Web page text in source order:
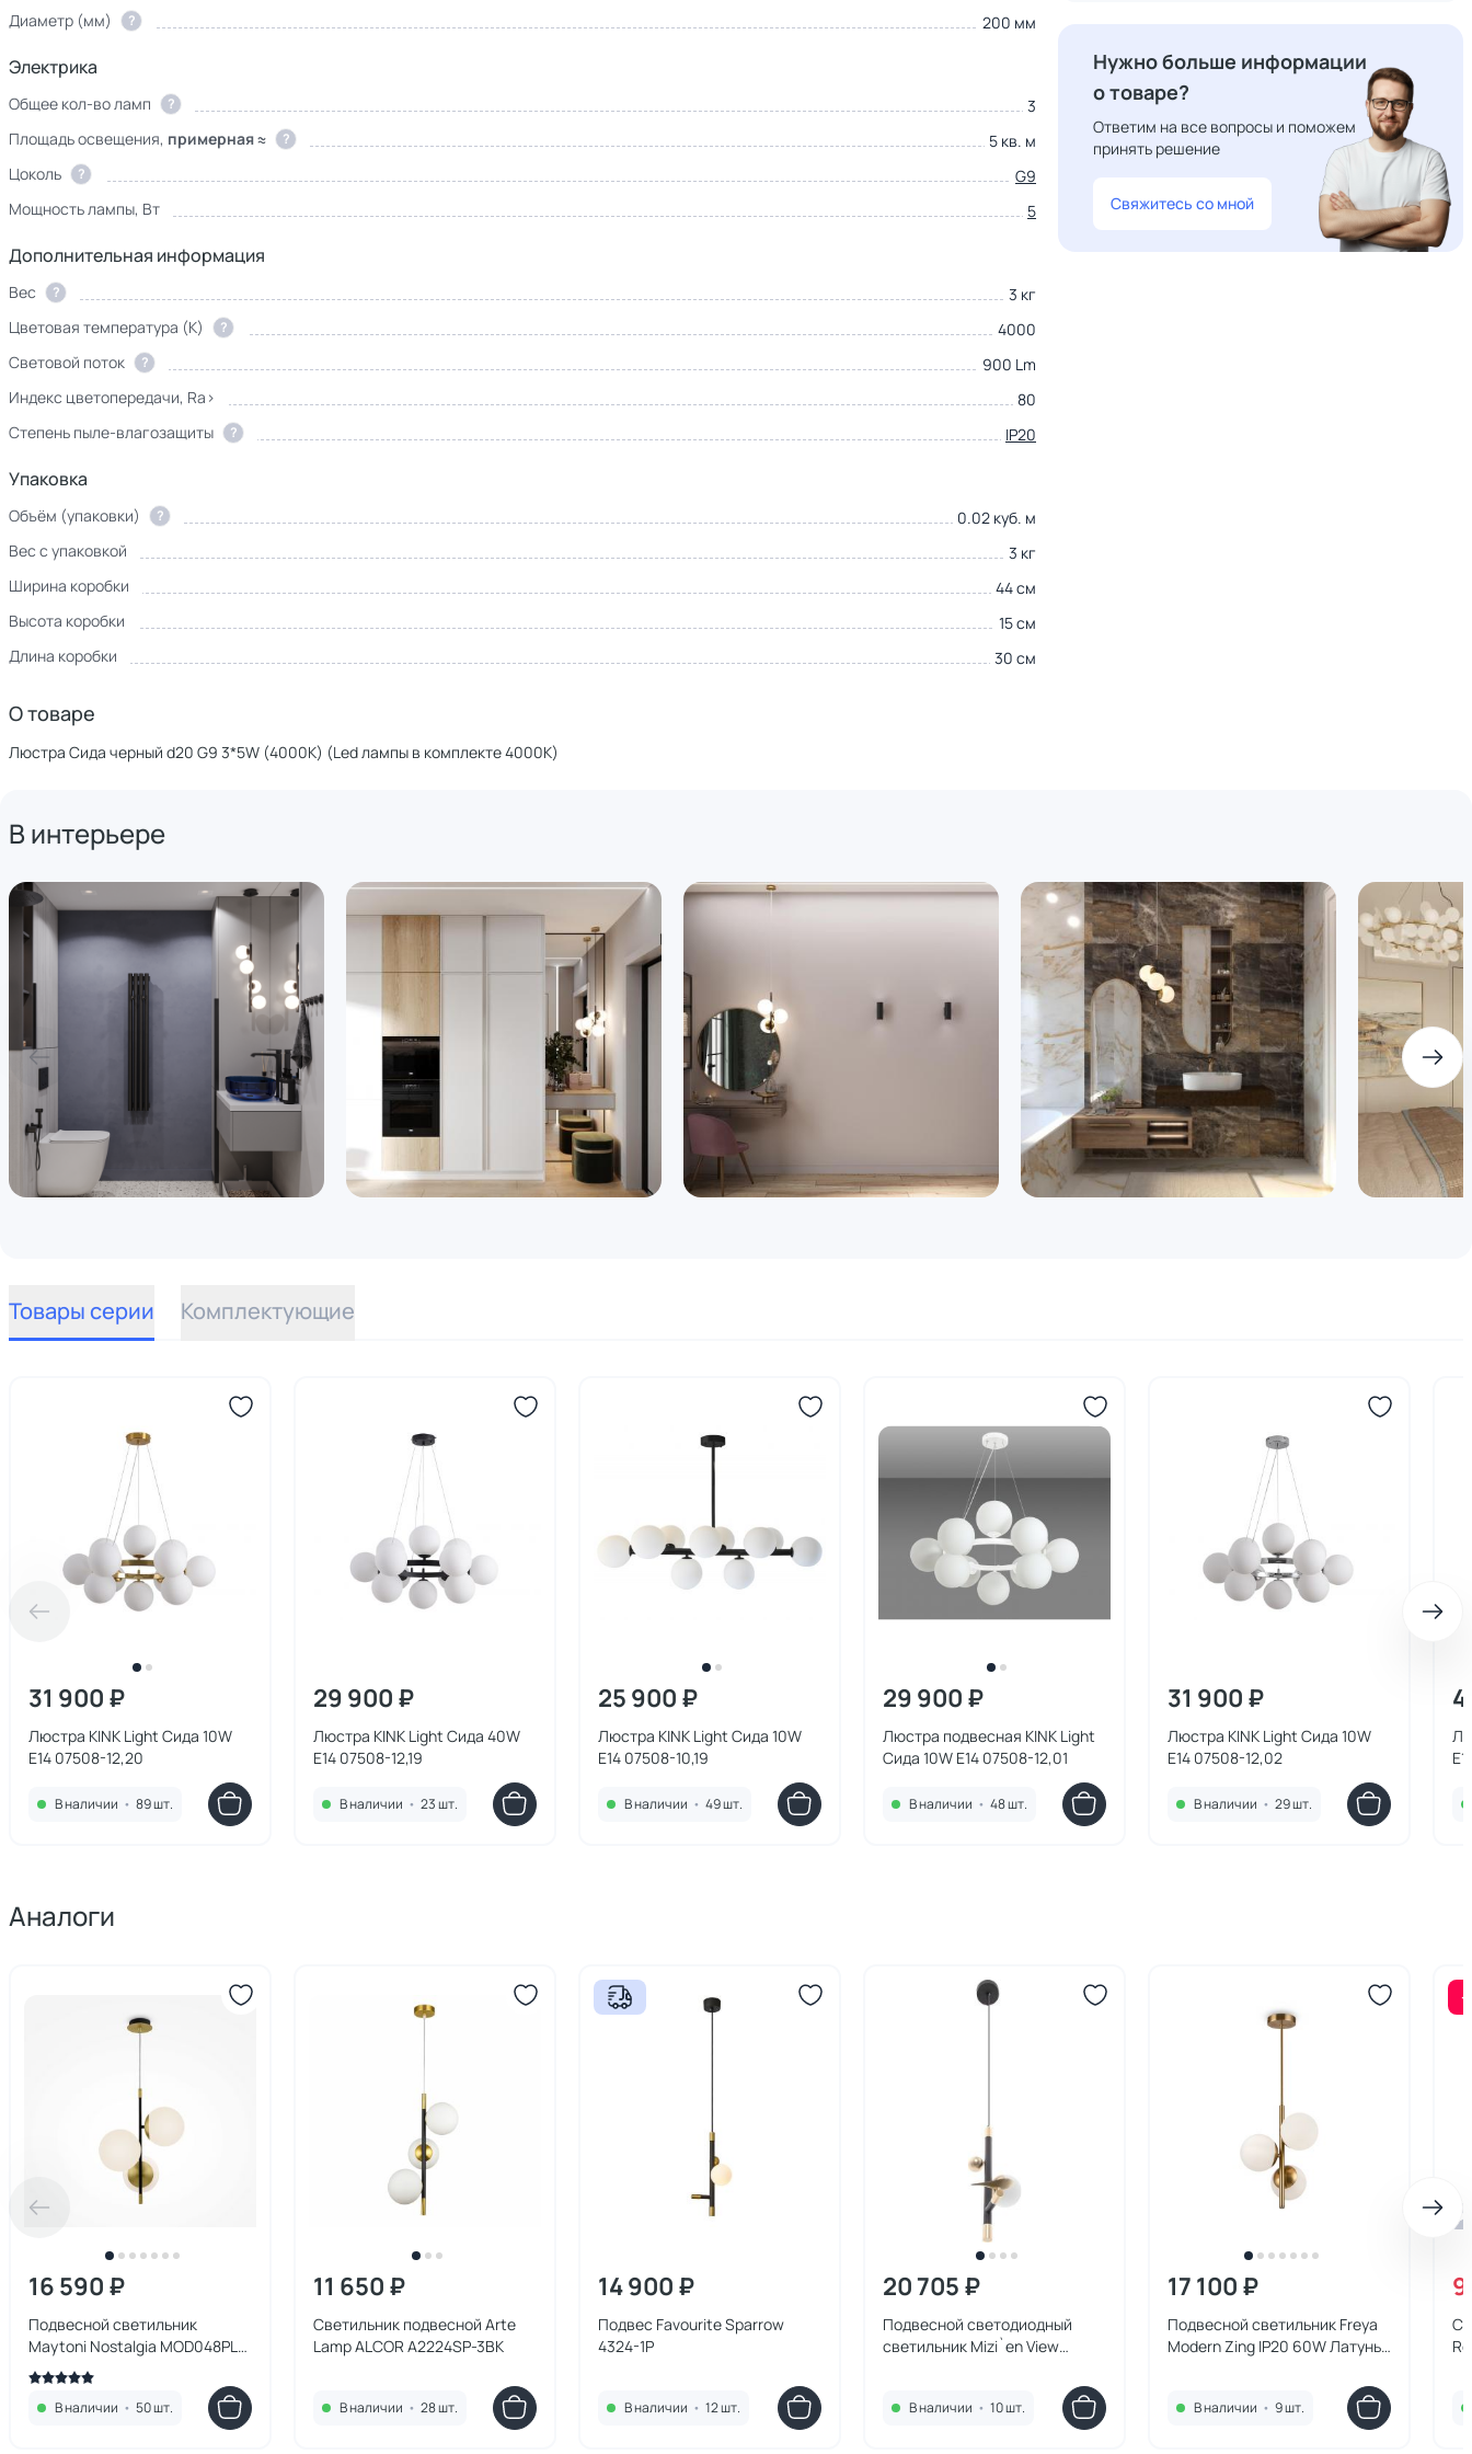
Диаметр (мм) ? 200 мм
Электрика
Общее кол-во ламп ?
3
Площадь освещения, примерная ≈ ?
5 кв. м
Цоколь
?
G9
Мощность лампы, Вт
5
Дополнительная информация
Вес ?
3 кг
Цветовая температура (К)
?
4000
Световой поток
?
900 Lm
Индекс цветопередачи, Ra>
80
Степень пыле-влагозащиты
? IP20
Упаковка
Объём (упаковки) ?
0.02 куб. м
Вес с упаковкой
3 кг
Ширина коробки
44 см
Высота коробки
15 см
Длина коробки
30 см
О товаре
Люстра Сида черный d20 G9 3*5W (4000K) (Led лампы в комплекте 4000К)
Нужно больше информации
о товаре?
Ответим на все вопросы и поможем
принять решение
Свяжитесь со мной
В интерьере
Товары серии Комплектующие
31 900 ₽
Люстра KINK Light Сида 10W
E14 07508-12,20
В наличии • 89 шт.
29 900 ₽
Люстра KINK Light Сида 40W
E14 07508-12,19
В наличии • 23 шт.
25 900 ₽
Люстра KINK Light Сида 10W
E14 07508-10,19
В наличии • 49 шт.
29 900 ₽
Люстра подвесная KINK Light
Сида 10W E14 07508-12,01
В наличии • 48 шт.
31 900 ₽
Люстра KINK Light Сида 10W
E14 07508-12,02
В наличии • 29 шт.
Аналоги
16 590 ₽
Подвесной светильник
Maytoni Nostalgia MOD048PL-
03G
В наличии • 50 шт.
11 650 ₽
Светильник подвесной Arte
Lamp ALCOR A2224SP-3BK
В наличии • 28 шт.
14 900 ₽
Подвес Favourite Sparrow
4324-1P
В наличии • 12 шт.
20 705 ₽
Подвесной светодиодный
светильник Mizi`en View
В наличии • 10 шт.
17 100 ₽
Подвесной светильник Freya
Modern Zing IP20 60W Латунь
В наличии • 9 шт.
-